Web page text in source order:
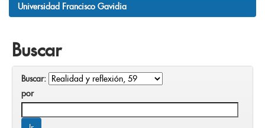
Universidad Francisco Gavidia
Buscar
Buscar:
por